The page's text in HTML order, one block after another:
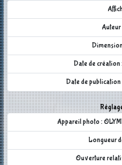
Auteur
Date de création :
Date de
Appareil photo :
Longueur
Ouverture